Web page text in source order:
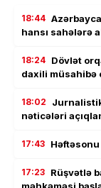
18:44
hansı sahələrə
18:24 Dövlət
daxili müsahibə
18:02
nəticələri
17:43
17:23 Rüşvətlə